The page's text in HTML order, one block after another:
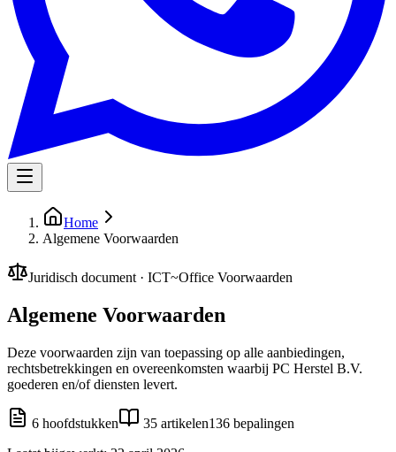
Home
Algemene Voorwaarden
Juridisch document · ICT~Office Voorwaarden
Algemene Voorwaarden
Deze voorwaarden zijn van toepassing op alle aanbiedingen,
rechtsbetrekkingen en overeenkomsten waarbij PC Herstel B.V.
goederen en/of diensten levert.
6 hoofdstukken 35 artikelen136 bepalingen